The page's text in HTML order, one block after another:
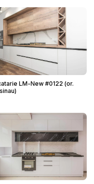
LM-New #0122 (or.